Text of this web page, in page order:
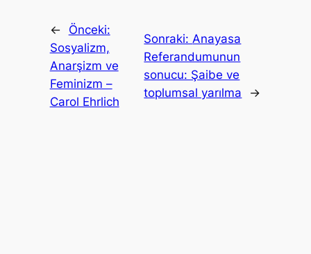
←
Önceki:
Sosyalizm,
Anarşizm ve
Feminizm –
Carol Ehrlich
Sonraki:Anayasa
Referandumunun
sonucu: Şaibe ve
toplumsal yarılma
→